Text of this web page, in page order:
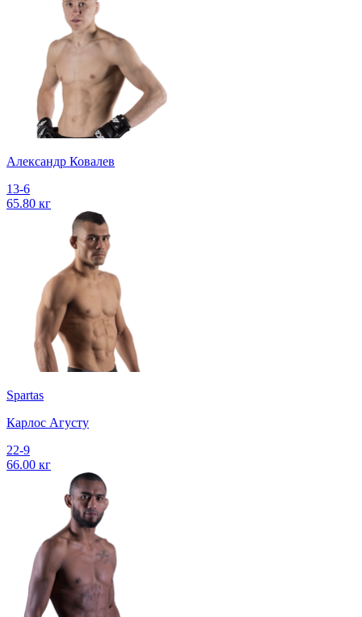
Александр Ковалев
13-6
65.80 кг
Spartas
Карлос Агусту
22-9
66.00 кг